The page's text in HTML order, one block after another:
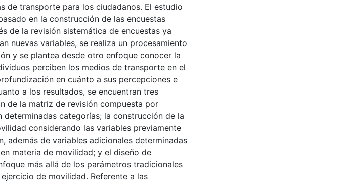
de transporte para los ciudadanos. El estudio
en la construcción de las encuestas
de la revisión sistemática de encuestas ya
nuevas variables, se realiza un procesamiento
y se plantea desde otro enfoque conocer la
perciben los medios de transporte en el
en cuánto a sus percepciones e
a los resultados, se encuentran tres
de la matriz de revisión compuesta por
determinadas categorías; la construcción de la
considerando las variables previamente
además de variables adicionales determinadas
materia de movilidad; y el diseño de
más allá de los parámetros tradicionales
de movilidad. Referente a las